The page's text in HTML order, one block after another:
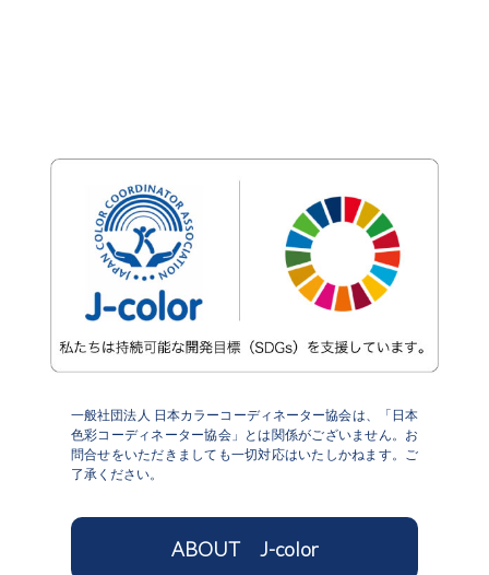
一般社団法人 日本カラーコーディネーター協会は、「日本
色彩コーディネーター協会」とは関係がございません。お
問合せをいただきましても一切対応はいたしかねます。ご
了承ください。
ABOUT J-color